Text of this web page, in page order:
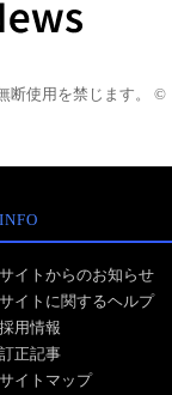
断使用を禁じます。 ©
INFO
サイトからのお知らせ
サイトに関するヘルプ
採用情報
訂正記事
サイトマップ